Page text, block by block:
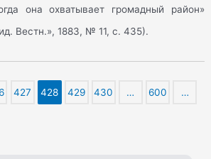
она охватывает громадный район»
Вестн.», 1883, № 11, с. 435).
427 428 429 430 … 600 …